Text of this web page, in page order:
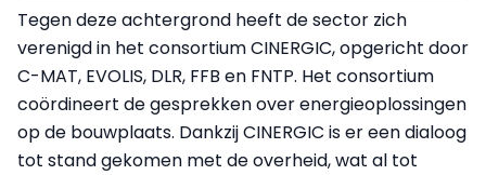
Tegen deze achtergrond heeft de sector zich
verenigd in het consortium CINERGIC, opgericht door
C-MAT, EVOLIS, DLR, FFB en FNTP. Het consortium
coördineert de gesprekken over energieoplossingen
op de bouwplaats. Dankzij CINERGIC is er een dialoog
tot stand gekomen met de overheid, wat al tot